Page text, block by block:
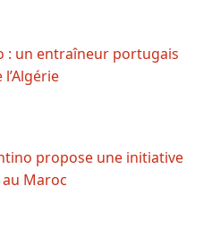
: un entraîneur portugais
propose une initiative
Maroc